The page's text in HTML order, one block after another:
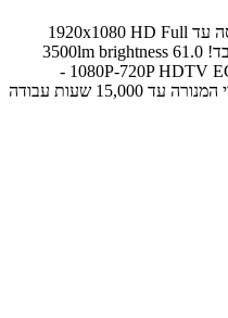
רזולוציה טבעית של 1024X768 ובדחיסה עד 1920x1080 HD Full
ניידות מלאה, משקל קל של 6.2 ק"ג בלבד! 61.0 3500lm brightness
high XGA, throw show תמיכה ב 1080P-720P HDTV ECO -
הפחתת רעש מאוורר 27db והארכת חיי המנורה עד 15,000 שעות עבודה